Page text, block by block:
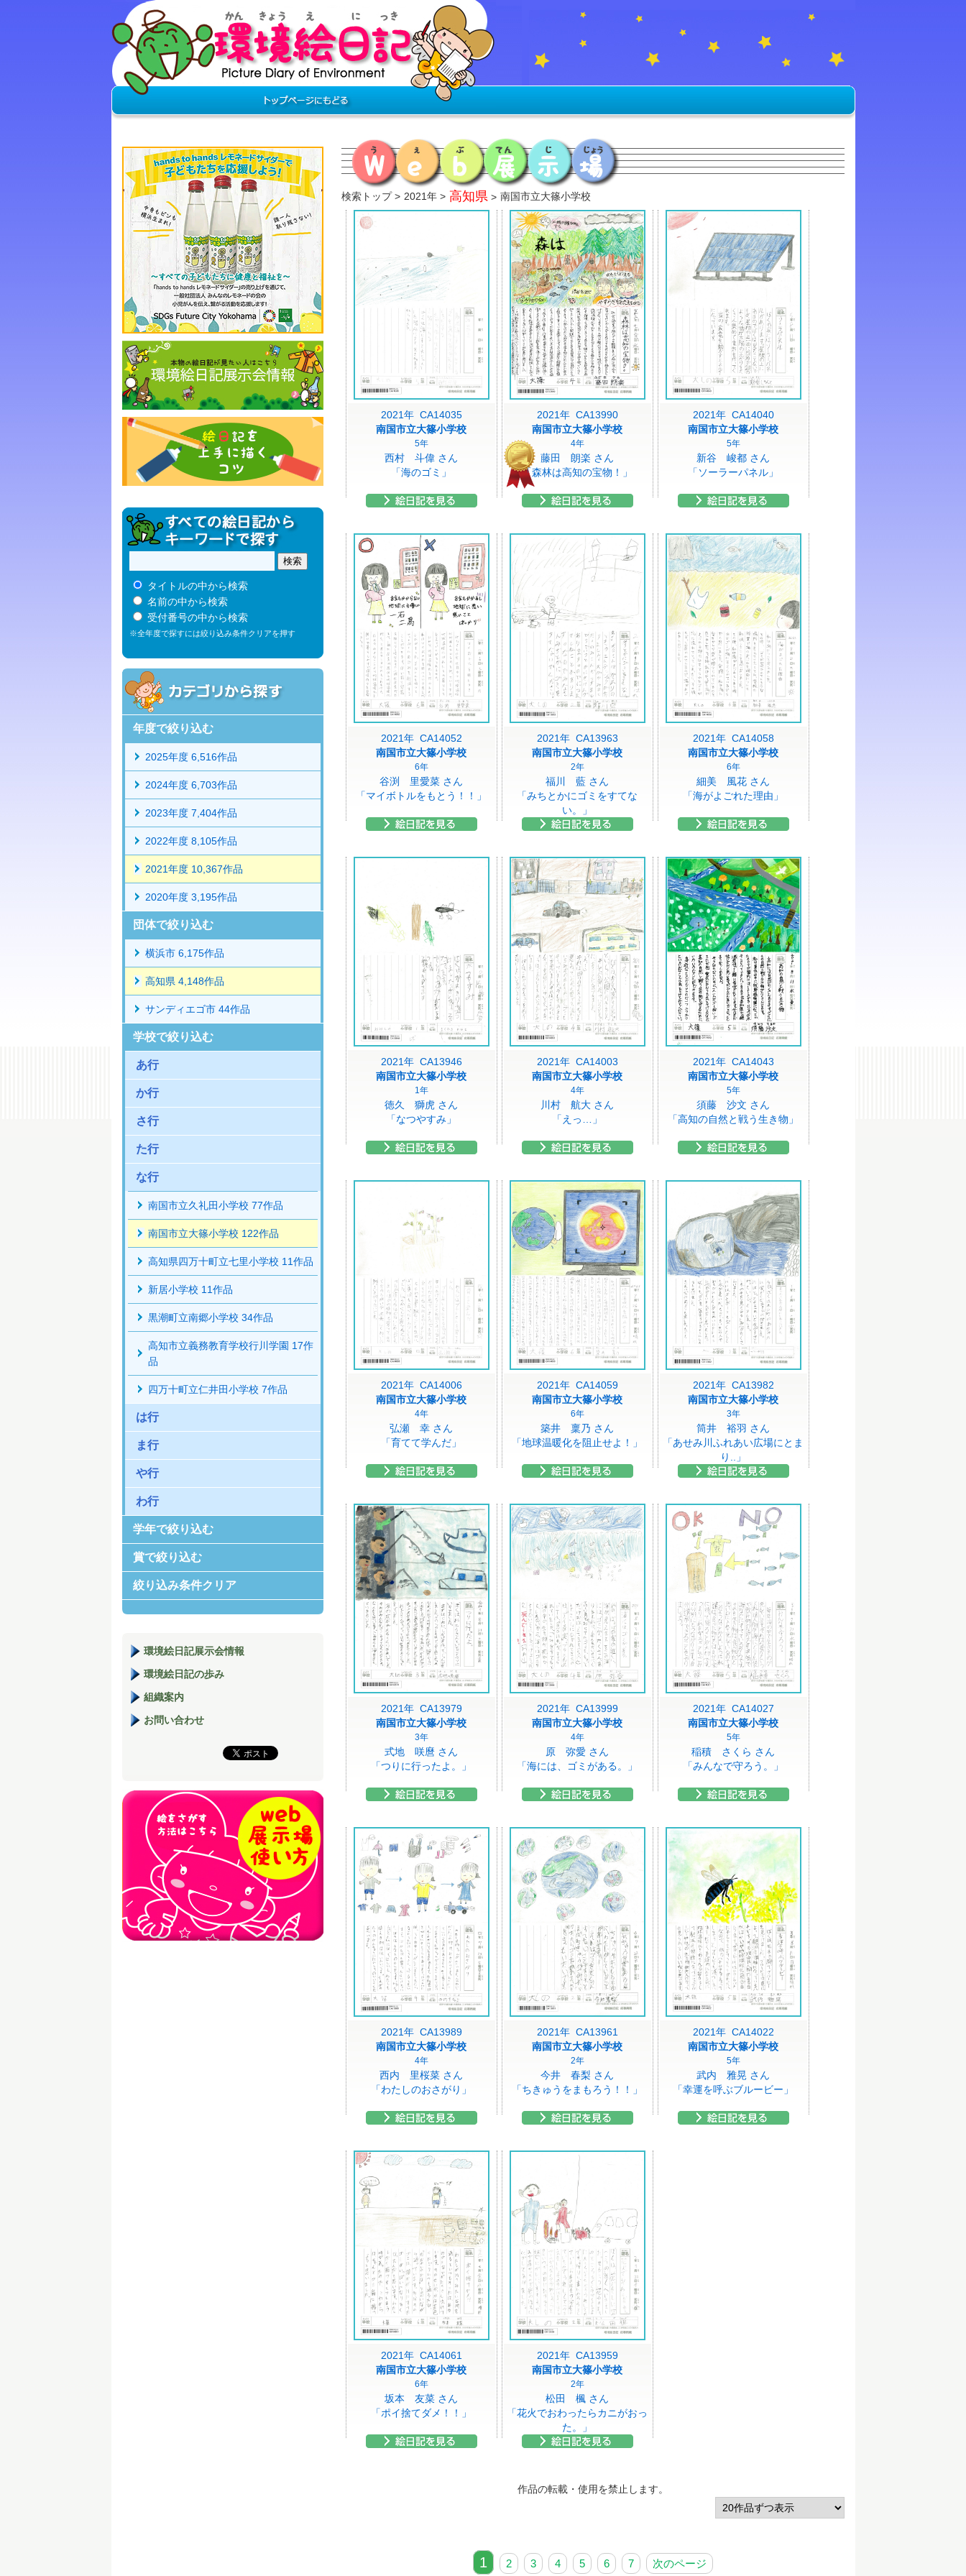
検索トップ 2021年 高知県 南国市立大篠小学校
2021年 CA14035
南国市立大篠小学校
5年
西村 斗偉 さん
「海のゴミ」
2021年 CA13990
南国市立大篠小学校
4年
藤田 朗楽 さん
「森林は高知の宝物！」
2021年 CA14040
南国市立大篠小学校
5年
新谷 峻都 さん
「ソーラーパネル」
2021年 CA14052
南国市立大篠小学校
6年
谷渕 里愛菜 さん
「マイボトルをもとう！！」
2021年 CA13963
南国市立大篠小学校
2年
福川 藍 さん
「みちとかにゴミをすてな
い。」
2021年 CA14058
南国市立大篠小学校
6年
細美 風花 さん
「海がよごれた理由」
2021年 CA13946
南国市立大篠小学校
1年
徳久 獅虎 さん
「なつやすみ」
2021年 CA14003
南国市立大篠小学校
4年
川村 航大 さん
「えっ…」
2021年 CA14043
南国市立大篠小学校
5年
須藤 沙文 さん
「高知の自然と戦う生き物」
2021年 CA14006
南国市立大篠小学校
4年
弘瀬 幸 さん
「育てて学んだ」
2021年 CA14059
南国市立大篠小学校
6年
築井 稟乃 さん
「地球温暖化を阻止せよ！」
2021年 CA13982
南国市立大篠小学校
3年
筒井 裕羽 さん
「あせみ川ふれあい広場にとま
り..」
2021年 CA13979
南国市立大篠小学校
3年
式地 咲麿 さん
「つりに行ったよ。」
2021年 CA13999
南国市立大篠小学校
4年
原 弥愛 さん
「海には、ゴミがある。」
2021年 CA14027
南国市立大篠小学校
5年
稲積 さくら さん
「みんなで守ろう。」
2021年 CA13989
南国市立大篠小学校
4年
西内 里桜菜 さん
「わたしのおさがり」
2021年 CA13961
南国市立大篠小学校
2年
今井 春梨 さん
「ちきゅうをまもろう！！」
2021年 CA14022
南国市立大篠小学校
5年
武内 雅晃 さん
「幸運を呼ぶブルービー」
2021年 CA14061
南国市立大篠小学校
6年
坂本 友菜 さん
「ポイ捨てダメ！！」
2021年 CA13959
南国市立大篠小学校
2年
松田 楓 さん
「花火でおわったらカニがおっ
た。」
作品の転載・使用を禁止します。
1 2 3 4 5 6 7 次のページ
タイトルの中から検索
名前の中から検索
受付番号の中から検索
※全年度で探すには絞り込み条件クリアを押す
年度で絞り込む
2025年度 6,516作品
2024年度 6,703作品
2023年度 7,404作品
2022年度 8,105作品
2021年度 10,367作品
2020年度 3,195作品
団体で絞り込む
横浜市 6,175作品
高知県 4,148作品
サンディエゴ市 44作品
学校で絞り込む
あ行
か行
さ行
た行
な行
南国市立久礼田小学校 77作品
南国市立大篠小学校 122作品
高知県四万十町立七里小学校 11作品
新居小学校 11作品
黒潮町立南郷小学校 34作品
高知市立義務教育学校行川学園 17作
品
四万十町立仁井田小学校 7作品
は行
ま行
や行
わ行
学年で絞り込む
賞で絞り込む
絞り込み条件クリア
環境絵日記展示会情報
環境絵日記の歩み
組織案内
お問い合わせ